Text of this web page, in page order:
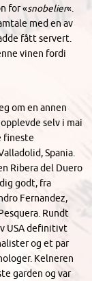
for «snobelier«.
med en av
fått servert.
vinen fordi
om en annen
selv i mai
fineste
Spania.
Ribera del Duero
godt, fra
Fernandez,
Rundt
USA definitivt
og et par
Kelneren
garden og var